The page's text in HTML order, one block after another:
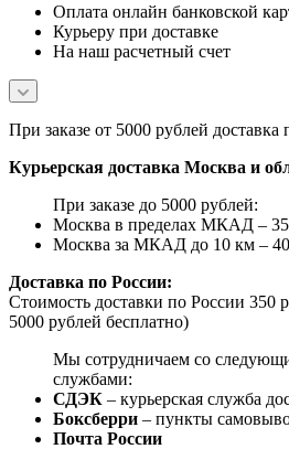
Оплата онлайн банковской
Курьеру при доставке
На наш расчетный счет
При заказе от 5000 рублей доставка
Курьерская доставка Москва и
При заказе до 5000 рублей:
Москва в пределах МКАД –
Москва за МКАД до 10 км –
Доставка по России:
Стоимость доставки по России 350
5000 рублей бесплатно)
Мы сотрудничаем со
службами:
СДЭК – курьерская служба
Боксберри – пункты
Почта России